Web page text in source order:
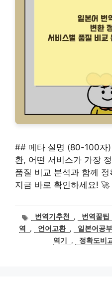
## 메타 설명 (80-100자)
환, 어떤 서비스가 가장
품질 비교 분석과 함께
지금 바로 확인하세요! 🚀
태번역기추천 , 번역꿀팁
역
, 언어교환 , 일본어공부
역기
, 정확도비